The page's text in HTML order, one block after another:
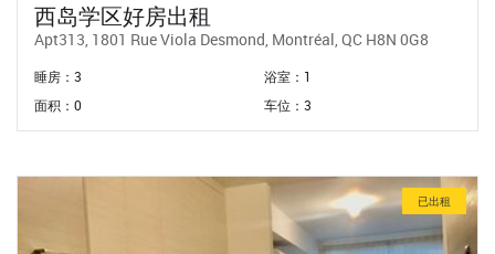
西岛学区好房出租
Apt313, 1801 Rue Viola Desmond, Montréal, QC H8N 0G8
睡房：3
浴室：1
面积：0
车位：3
已出租